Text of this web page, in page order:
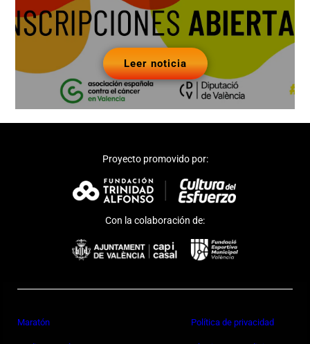
Leer noticia
Proyecto promovido por:
Con la colaboración de:
Maratón Política de privacidad